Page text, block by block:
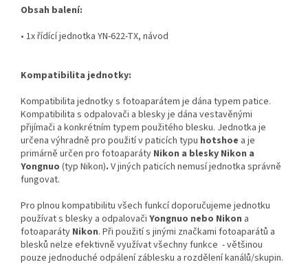
Obsah balení:
• 1x řídící jednotka YN-622-TX, návod
Kompatibilita jednotky:
Kompatibilita jednotky s fotoaparátem je dána typem patice.
Kompatibilita s odpalovači a blesky je dána vestavěnými
přijímači a konkrétním typem použitého blesku. Jednotka je
určena výhradně pro použití v paticích typu hotshoe a je
primárně určen pro fotoaparáty Nikon a blesky Nikon a
Yongnuo (typ Nikon). V jiných paticích nemusí jednotka správně
fungovat.
Pro plnou kompatibilitu všech funkcí doporučujeme jednotku
používat s blesky a odpalovači Yongnuo nebo Nikon a
fotoaparáty Nikon. Při použití s jinými značkami fotoaparátů a
blesků nelze efektivně využívat všechny funkce - většinou
pouze jednoduché odpálení záblesku a rozdělení kanálů/skupin.